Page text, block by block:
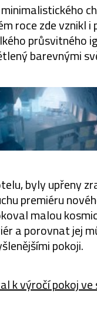
roce zde vznikl
průsvitného
barevnými
byly upřeny
premiéru
malou
a porovnat jej
pokoji.
k výročí pokoj